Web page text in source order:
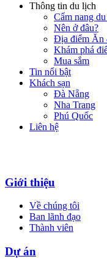
Thông tin du lịch
Cẩm nang
Nên ở đâu?
Địa điểm Ăn
Khám phá
Mua sắm
Tin nổi bật
Khách sạn
Đà Nẵng
Nha Trang
Phú Quốc
Liên hệ
Giới thiệu
Về chúng tôi
Ban lãnh đạo
Thành viên
Dự án